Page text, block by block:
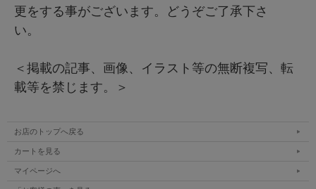
更をする事がございます。どうぞご了承下さ
い。
＜掲載の記事、画像、イラスト等の無断複写、転
載等を禁じます。＞
お店のトップへ戻る
カートを見る
マイページへ